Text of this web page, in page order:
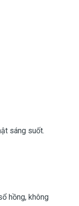
sáng suốt.
hồng, không